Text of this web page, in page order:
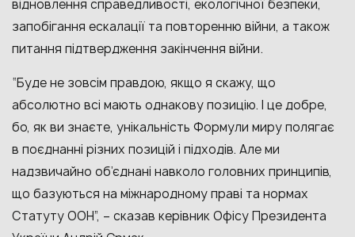
відновлення справедливості, екологічної безпеки,
запобігання ескалації та повторенню війни, а також
питання підтвердження закінчення війни.
“Буде не зовсім правдою, якщо я скажу, що
абсолютно всі мають однакову позицію. І це добре,
бо, як ви знаєте, унікальність Формули миру полягає
в поєднанні різних позицій і підходів. Але ми
надзвичайно об’єднані навколо головних принципів,
що базуються на міжнародному праві та нормах
Статуту ООН”, – сказав керівник Офісу Президента